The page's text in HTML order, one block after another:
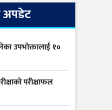
अपडेट
उपभोक्तालाई १०
परीक्षाफल